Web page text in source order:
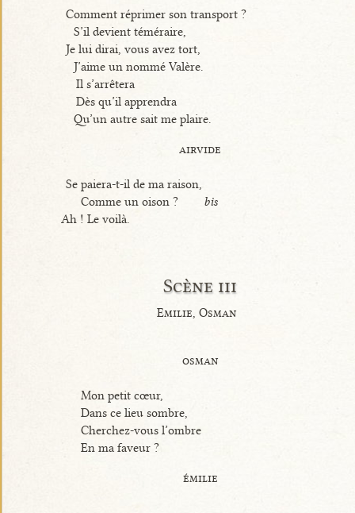
Comment réprimer son transport ?
S’il devient téméraire,
Je lui dirai, vous avez tort,
J’aime un nommé Valère.
Il s’arrêtera
Dès qu’il apprendra
Qu’un autre sait me plaire.
airvide
Se paiera-t-il de ma raison,
Comme un oison ?
bis
Ah ! Le voilà.
Scène iii
Emilie, Osman
osman
Mon petit cœur,
Dans ce lieu sombre,
Cherchez-vous l’ombre
En ma faveur ?
émilie